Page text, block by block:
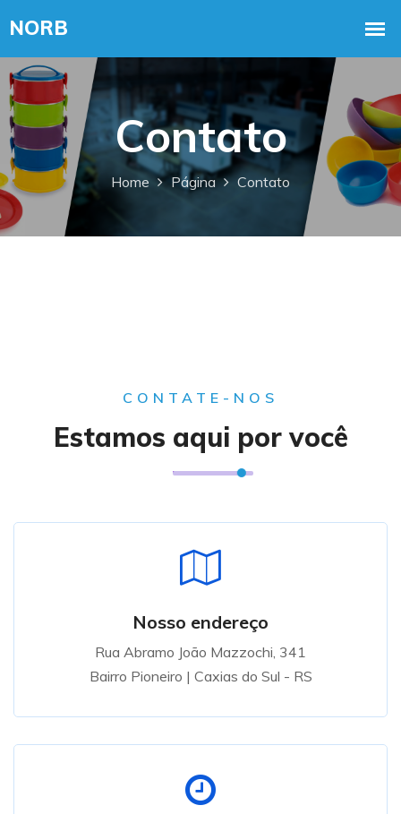
Contato
Home Página Contato
CONTATE-NOS
Estamos aqui por você
Nosso endereço
Rua Abramo João Mazzochi, 341
Bairro Pioneiro | Caxias do Sul - RS